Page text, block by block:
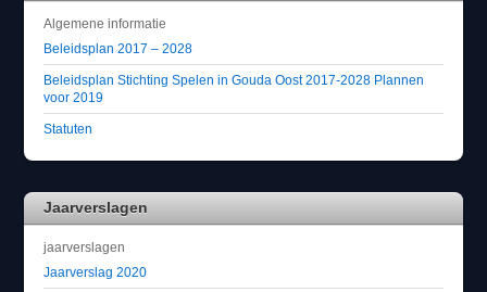
Algemene informatie
Beleidsplan 2017 – 2028
Beleidsplan Stichting Spelen in Gouda Oost 2017-2028 Plannen
voor 2019
Statuten
Jaarverslagen
jaarverslagen
Jaarverslag 2020